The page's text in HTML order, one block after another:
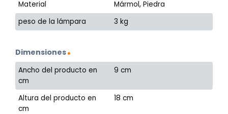
Material
Mármol, Piedra
peso de la lámpara
3 kg
Dimensiones
Ancho del producto en
cm
9 cm
Altura del producto en
cm
18 cm